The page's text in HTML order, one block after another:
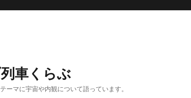
車くらぶ
ーマに宇宙や内観について語っています。